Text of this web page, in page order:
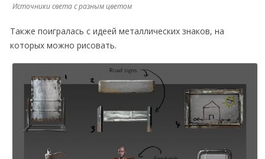
Источники света с разным цветом
Также поигралась с идеей металлических знаков, на
которых можно рисовать.